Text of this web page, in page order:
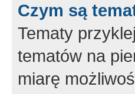
Czym są
Tematy
tematów na
miarę